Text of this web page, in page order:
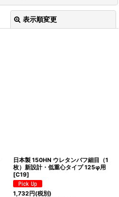
表示順変更
日本製 150HN ウレタンバフ細目（1
枚）新設計・低重心タイプ 125φ用
[C19]
1,732円(税別)